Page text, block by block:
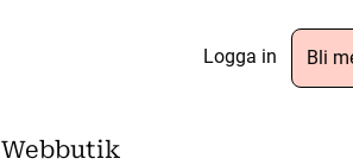
Logga in Bli
Webbutik